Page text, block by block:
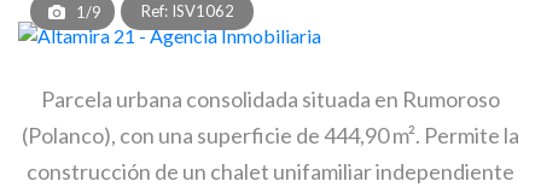
1/9 Ref: ISV1062
Parcela urbana consolidada situada en Rumoroso
(Polanco), con una superficie de 444,90 m². Permite la
construcción de un chalet unifamiliar independiente